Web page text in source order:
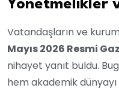
Yönetmelikler
Vatandaşların ve
Mayıs 2026 Resmi
nihayet yanıt buldu.
hem akademik